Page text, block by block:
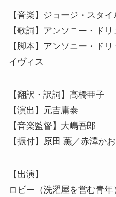
【音楽】ジョージ・スタイ
【歌詞】アンソニー・ドリ
【脚本】アンソニー・ド
イヴィス
【翻訳・訳詞】高橋亜子
【演出】元吉庸泰
【音楽監督】大嶋吾郎
【振付】原田 薫／赤澤かお
【出演】
ロビー（洗濯屋を営む青年